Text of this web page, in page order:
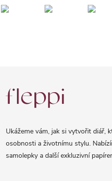
á
Ukážeme vám, jak si vytvořit diář,
osobnosti a životnímu stylu.
samolepky a další exkluzivní